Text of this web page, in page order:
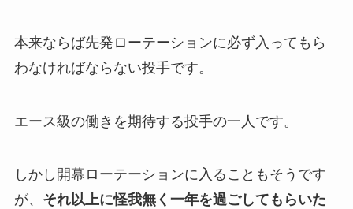
本来ならば先発ローテーションに必ず入ってもら
わなければならない投手です。
エース級の働きを期待する投手の一人です。
しかし開幕ローテーションに入ることもそうです
が、 それ以上に怪我無く一年を過ごしてもらいた